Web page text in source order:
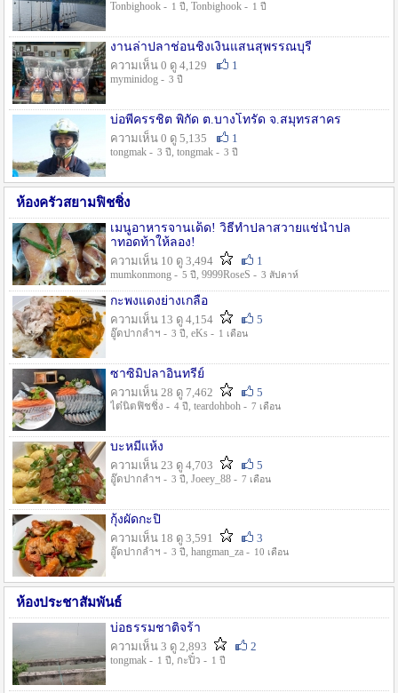
Tonbighook - 1 ปี , Tonbighook - 1 ปี
งานล่าปลาช่อนชิงเงินแสนสุพรรณบุรี
ความเห็น 0 ดู 4,129
1
myminidog - 3 ปี
บ่อพี่ครรชิต พิกัด ต.บางโทรัด จ.สมุทรสาคร
ความเห็น 0 ดู 5,135
1
tongmak - 3 ปี , tongmak - 3 ปี
ห้องครัวสยามฟิชชิ่ง
เมนูอาหารจานเด็ด! วิธีทำปลาสวายแช่น้ำปล
าทอดท้าให้ลอง!
ความเห็น 10 ดู 3,494
1
mumkonmong - 5 ปี , 9999RoseS - 3 สัปดาห์
กะพงแดงย่างเกลือ
ความเห็น 13 ดู 4,154
5
อู๊ดปากลำฯ - 3 ปี , eKs - 1 เดือน
ซาซิมิปลาอินทรีย์
ความเห็น 28 ดู 7,462
5
ไต๋นิตฟิชชิ่ง - 4 ปี , teardohboh - 7 เดือน
บะหมี่แห้ง
ความเห็น 23 ดู 4,703
5
อู๊ดปากลำฯ - 3 ปี , Joeey_88 - 7 เดือน
กุ้งผัดกะปิ
ความเห็น 18 ดู 3,591
3
อู๊ดปากลำฯ - 3 ปี , hangman_za - 10 เดือน
ห้องประชาสัมพันธ์
บ่อธรรมชาติจร้า
ความเห็น 3 ดู 2,893
2
tongmak - 1 ปี , กะปิ๋ว - 1 ปี